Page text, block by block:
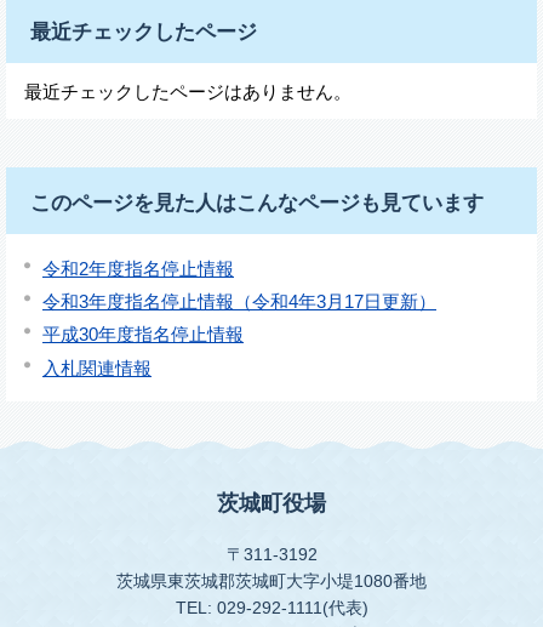
最近チェックしたページ
最近チェックしたページはありません。
このページを見た人はこんなページも見ています
令和2年度指名停止情報
令和3年度指名停止情報（令和4年3月17日更新）
平成30年度指名停止情報
入札関連情報
茨城町役場
〒311-3192
茨城県東茨城郡茨城町大字小堤1080番地
TEL: 029-292-1111(代表)